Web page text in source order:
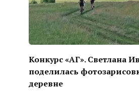
Конкурс «АГ». Светлана
поделилась
деревне